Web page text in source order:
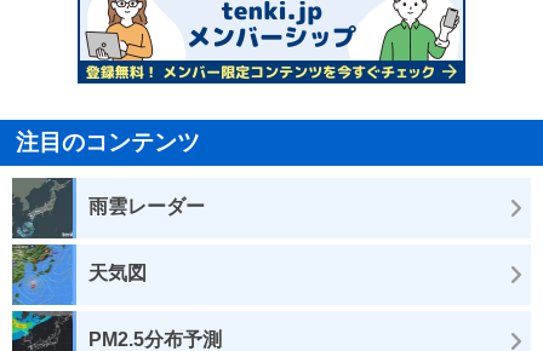
注目のコンテンツ
雨雲レーダー
天気図
PM2.5分布予測